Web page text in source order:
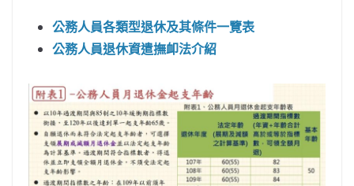
公務人員各類型退休及其條件一覽表
公務人員退休資遣撫卹法介紹